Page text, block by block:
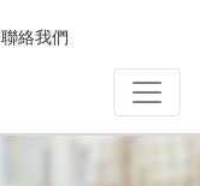
聯絡我們